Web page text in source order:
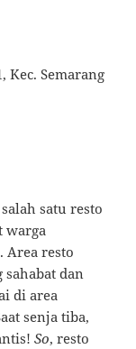
Kec. Semarang
satu resto
warga
Area resto
sahabat dan
di area
senja tiba,
So, resto